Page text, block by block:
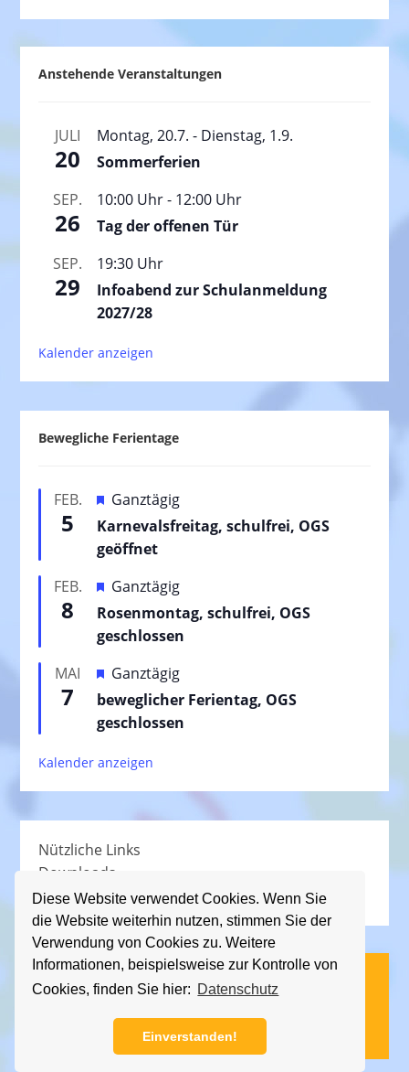
Diese Website verwendet Cookies. Wenn Sie
die Website weiterhin nutzen, stimmen Sie der
Verwendung von Cookies zu. Weitere
Informationen, beispielsweise zur Kontrolle von
Cookies, finden Sie hier: Datenschutz
Einverstanden!
Anstehende Veranstaltungen
JULI
20
Montag, 20.7. - Dienstag, 1.9.
Sommerferien
SEP.
26
10:00 Uhr- 12:00 Uhr
Tag der offenen Tür
SEP.
29
19:30 Uhr
Infoabend zur Schulanmeldung
2027/28
Kalender anzeigen
Bewegliche Ferientage
FEB.
5
H
e
r
o
r
g
h
o
b
n
Ganztägig
Karnevalsfreitag, schulfrei, OGS
geöffnet
FEB.
8
H
e
r
o
r
g
h
o
n
Ganztägig
Rosenmontag, schulfrei, OGS
geschlossen
MAI
7
H
e
r
o
r
h
o
b
e
n
Ganztägig
beweglicher Ferientag, OGS
geschlossen
Kalender anzeigen
Nützliche Links
Downloads
Schullied
Impressum|Datenschutz